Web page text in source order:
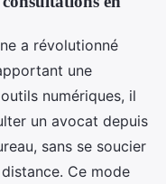
a révolutionné
une
numériques, il
un avocat depuis
sans se soucier
Ce mode